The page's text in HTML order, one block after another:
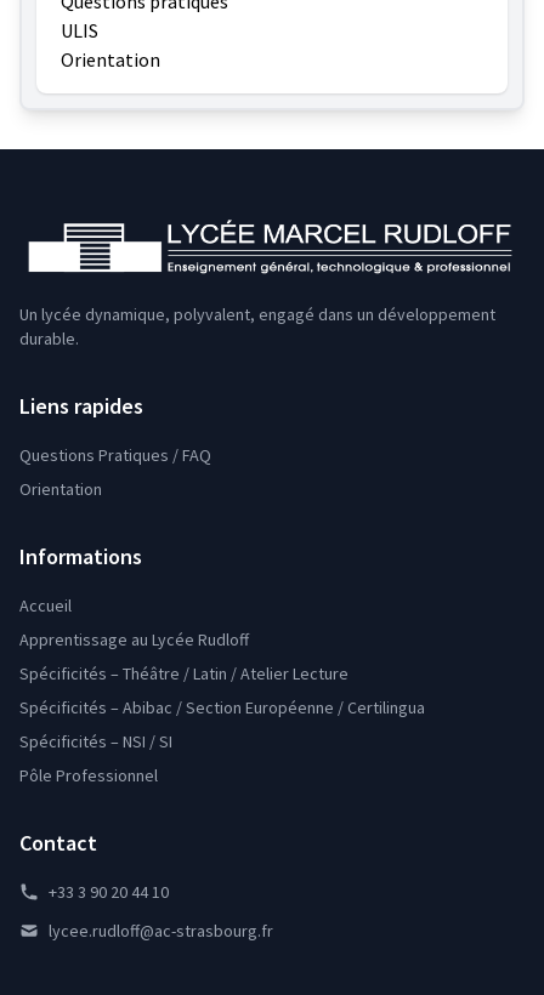
ULIS
Orientation
Un lycée dynamique, polyvalent, engagé dans un développement
durable.
Liens rapides
Questions Pratiques / FAQ
Orientation
Informations
Accueil
Apprentissage au Lycée Rudloff
Spécificités – Théâtre / Latin / Atelier Lecture
Spécificités – Abibac / Section Européenne / Certilingua
Spécificités – NSI / SI
Pôle Professionnel
Contact
+33 3 90 20 44 10
lycee.rudloff@ac-strasbourg.fr